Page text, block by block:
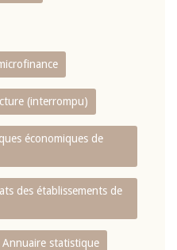
(interrompu)
économiques de
des établissements de
Annuaire statistique